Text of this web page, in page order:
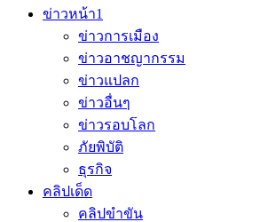
ข่าวหน้า1
ข่าวการเมือง
ข่าวอาชญากรรม
ข่าวแปลก
ข่าวอื่นๆ
ข่าวรอบโลก
ภัยพิบัติ
ธุรกิจ
คลิปเด็ด
คลิปขำขัน